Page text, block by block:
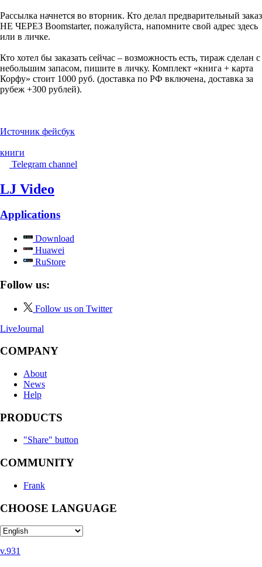
Рассылка начнется во вторник. Кто делал предварительный заказ
НЕ ЧЕРЕЗ Boomstarter, пожалуйста, напомните свой адрес здесь
или в личке.
Кто хотел бы заказать сейчас – возможность есть, тираж сделан с
небольшим запасом, пишите в личку. Комплект «книга + карта
Корфу» стоит 1000 руб. (доставка по РФ включена, доставка за
рубеж +300 рублей).
Источник фейсбук
книги
Telegram channel
LJ Video
Applications
Download
Huawei
RuStore
Follow us:
Follow us on Twitter
LiveJournal
COMPANY
About
News
Help
PRODUCTS
"Share" button
COMMUNITY
Frank
CHOOSE LANGUAGE
v.931